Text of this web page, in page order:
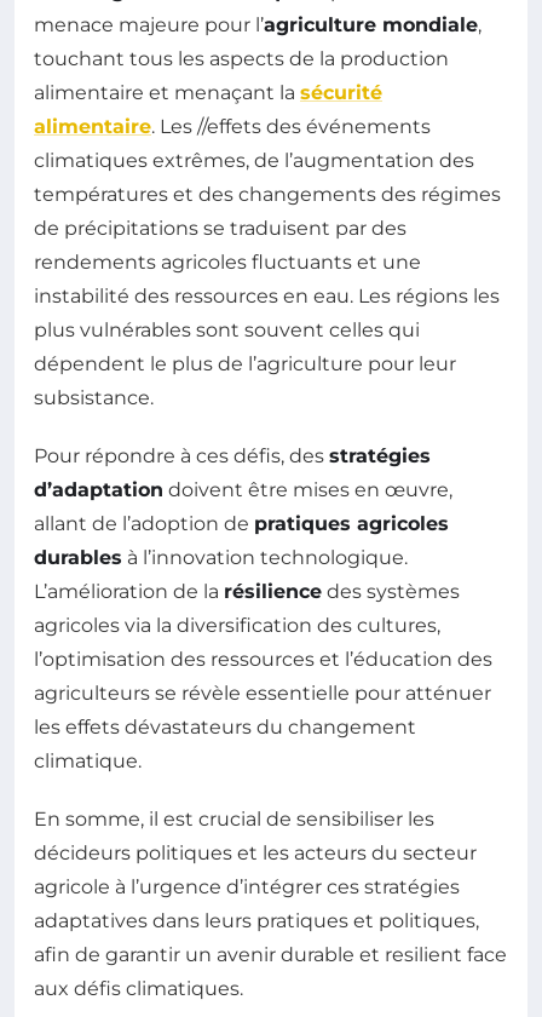
menace majeure pour l’agriculture mondiale,
touchant tous les aspects de la production
alimentaire et menaçant la sécurité
alimentaire. Les //effets des événements
climatiques extrêmes, de l’augmentation des
températures et des changements des régimes
de précipitations se traduisent par des
rendements agricoles fluctuants et une
instabilité des ressources en eau. Les régions les
plus vulnérables sont souvent celles qui
dépendent le plus de l’agriculture pour leur
subsistance.
Pour répondre à ces défis, des stratégies
d’adaptation doivent être mises en œuvre,
allant de l’adoption de pratiques agricoles
durables à l’innovation technologique.
L’amélioration de la résilience des systèmes
agricoles via la diversification des cultures,
l’optimisation des ressources et l’éducation des
agriculteurs se révèle essentielle pour atténuer
les effets dévastateurs du changement
climatique.
En somme, il est crucial de sensibiliser les
décideurs politiques et les acteurs du secteur
agricole à l’urgence d’intégrer ces stratégies
adaptatives dans leurs pratiques et politiques,
afin de garantir un avenir durable et resilient face
aux défis climatiques.